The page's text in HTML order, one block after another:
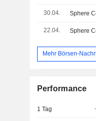
30.04.
22.04.
Mehr Börsen-
Performance
1 Tag